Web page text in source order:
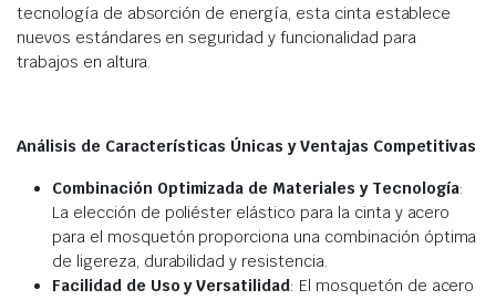
tecnología de absorción de energía, esta cinta establece
nuevos estándares en seguridad y funcionalidad para
trabajos en altura.
Análisis de Características Únicas y Ventajas Competitivas
Combinación Optimizada de Materiales y Tecnología:
La elección de poliéster elástico para la cinta y acero
para el mosquetón proporciona una combinación óptima
de ligereza, durabilidad y resistencia.
Facilidad de Uso y Versatilidad: El mosquetón de acero